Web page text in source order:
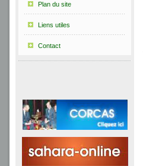
Plan du site
Liens utiles
Contact